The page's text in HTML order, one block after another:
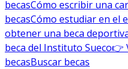
becasCómo escribir una
becasCómo estudiar en el
obtener una beca deportiva
beca del Instituto Sueco👉
becasBuscar becas